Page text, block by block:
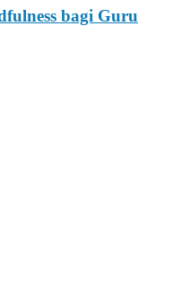
bagi Guru